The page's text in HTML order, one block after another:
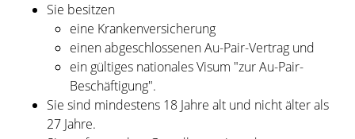
Sie besitzen
eine Krankenversicherung
einen abgeschlossenen Au-Pair-Vertrag und
ein gültiges nationales Visum "zur Au-Pair-
Beschäftigung".
Sie sind mindestens 18 Jahre alt und nicht älter als
27 Jahre.